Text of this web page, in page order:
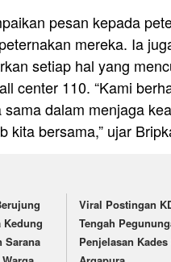
pesan kepada
mereka. Ia
setiap hal yang
center 110. “Kami
dalam menjaga
kita bersama,” ujar
Kedung
Sarana
Viral Postingan
Tengah
Penjelasan